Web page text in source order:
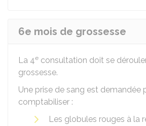
6e mois de grossesse
La 4e consultation doit se
grossesse.
Une prise de sang est demandée
comptabiliser :
Les globules rouges à la